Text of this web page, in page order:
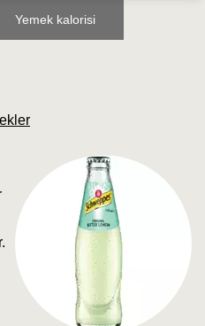
Yemek kalorisi